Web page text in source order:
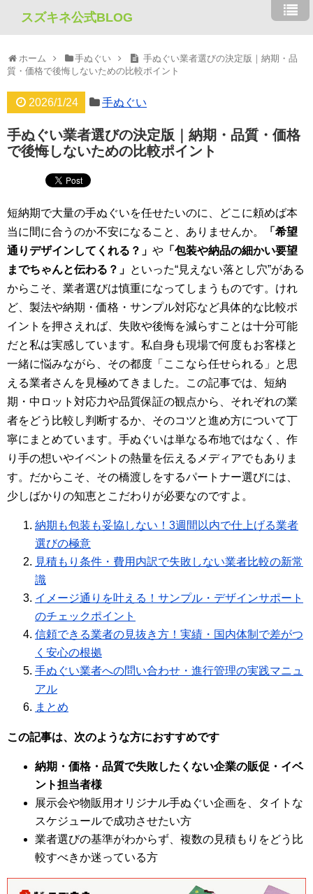
スズキネ公式BLOG
ホーム 手ぬぐい
手ぬぐい業者選びの決定版｜納期・品
質・価格で後悔しないための比較ポイント
2026/1/24 手ぬぐい
手ぬぐい業者選びの決定版｜納期・品質・価格
で後悔しないための比較ポイント
短納期で大量の手ぬぐいを任せたいのに、どこに頼めば本
当に間に合うのか不安になること、ありませんか。
「希望
通りデザインしてくれる？」 や 「包装や納品の細かい要望
までちゃんと伝わる？」 といった“見えない落とし穴”がある
からこそ、業者選びは慎重になってしまうものです。けれ
ど、製法や納期・価格・サンプル対応など具体的な比較ポ
イントを押さえれば、失敗や後悔を減らすことは十分可能
だと私は実感しています。私自身も現場で何度もお客様と
一緒に悩みながら、その都度「ここなら任せられる」と思
える業者さんを見極めてきました。この記事では、短納
期・中ロット対応力や品質保証の観点から、それぞれの業
者をどう比較し判断するか、そのコツと進め方について丁
寧にまとめています。手ぬぐいは単なる布地ではなく、作
り手の想いやイベントの熱量を伝えるメディアでもありま
す。だからこそ、その橋渡しをするパートナー選びには、
少しばかりの知恵とこだわりが必要なのですよ。
納期も包装も妥協しない！3週間以内で仕上げる業者
選びの極意
見積もり条件・費用内訳で失敗しない業者比較の新常
識
イメージ通りを叶える！サンプル・デザインサポート
のチェックポイント
信頼できる業者の見抜き方！実績・国内体制で差がつ
く安心の根拠
手ぬぐい業者への問い合わせ・進行管理の実践マニュ
アル
まとめ
この記事は、次のような方におすすめです
納期・価格・品質で失敗したくない企業の販促・イベ
ント担当者様
展示会や物販用オリジナル手ぬぐい企画を、タイトな
スケジュールで成功させたい方
業者選びの基準がわからず、複数の見積もりをどう比
較すべきか迷っている方